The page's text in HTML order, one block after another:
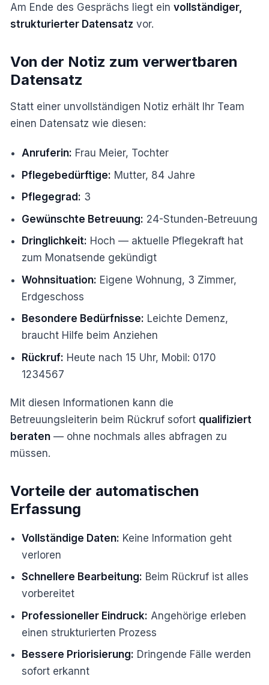
Am Ende des Gesprächs liegt ein vollständiger,
strukturierter Datensatz vor.
Von der Notiz zum verwertbaren
Datensatz
Statt einer unvollständigen Notiz erhält Ihr Team
einen Datensatz wie diesen:
Anruferin: Frau Meier, Tochter
Pflegebedürftige: Mutter, 84 Jahre
Pflegegrad: 3
Gewünschte Betreuung: 24-Stunden-Betreuung
Dringlichkeit: Hoch — aktuelle Pflegekraft hat
zum Monatsende gekündigt
Wohnsituation: Eigene Wohnung, 3 Zimmer,
Erdgeschoss
Besondere Bedürfnisse: Leichte Demenz,
braucht Hilfe beim Anziehen
Rückruf: Heute nach 15 Uhr, Mobil: 0170
1234567
Mit diesen Informationen kann die
Betreuungsleiterin beim Rückruf sofort qualifiziert
beraten — ohne nochmals alles abfragen zu
müssen.
Vorteile der automatischen
Erfassung
Vollständige Daten: Keine Information geht
verloren
Schnellere Bearbeitung: Beim Rückruf ist alles
vorbereitet
Professioneller Eindruck: Angehörige erleben
einen strukturierten Prozess
Bessere Priorisierung: Dringende Fälle werden
sofort erkannt